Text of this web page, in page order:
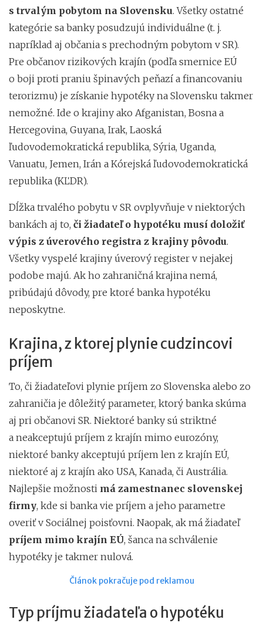
s trvalým pobytom na Slovensku. Všetky ostatné
kategórie sa banky posudzujú individuálne (t. j.
napríklad aj občania s prechodným pobytom v SR).
Pre občanov rizikových krajín (podľa smernice EÚ
o boji proti praniu špinavých peňazí a financovaniu
terorizmu) je získanie hypotéky na Slovensku takmer
nemožné. Ide o krajiny ako Afganistan, Bosna a
Hercegovina, Guyana, Irak, Laoská
ľudovodemokratická republika, Sýria, Uganda,
Vanuatu, Jemen, Irán a Kórejská ľudovodemokratická
republika (KĽDR).
Dĺžka trvalého pobytu v SR ovplyvňuje v niektorých
bankách aj to, či žiadateľ o hypotéku musí doložiť
výpis z úverového registra z krajiny pôvodu.
Všetky vyspelé krajiny úverový register v nejakej
podobe majú. Ak ho zahraničná krajina nemá,
pribúdajú dôvody, pre ktoré banka hypotéku
neposkytne.
Krajina, z ktorej plynie cudzincovi
príjem
To, či žiadateľovi plynie príjem zo Slovenska alebo zo
zahraničia je dôležitý parameter, ktorý banka skúma
aj pri občanovi SR. Niektoré banky sú striktné
a neakceptujú príjem z krajín mimo eurozóny,
niektoré banky akceptujú príjem len z krajín EÚ,
niektoré aj z krajín ako USA, Kanada, či Austrália.
Najlepšie možnosti má zamestnanec slovenskej
firmy, kde si banka vie príjem a jeho parametre
overiť v Sociálnej poisťovni. Naopak, ak má žiadateľ
príjem mimo krajín EÚ, šanca na schválenie
hypotéky je takmer nulová.
Článok pokračuje pod reklamou
Typ príjmu žiadateľa o hypotéku